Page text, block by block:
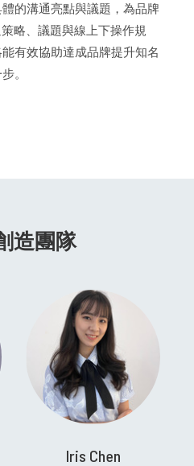
的溝通亮點與議題，為品牌
略、議題與線上下操作規
有效協助達成品牌提升知名
。
造團隊
Iris Chen